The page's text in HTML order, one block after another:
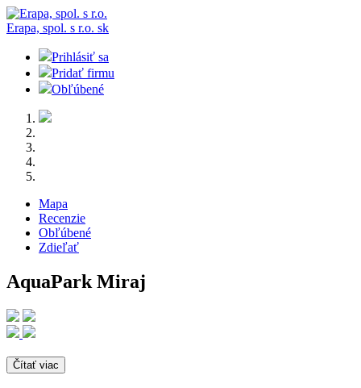
Erapa, spol. s r.o. sk
Prihlásiť sa
Pridať firmu
Obľúbené
Mapa
Recenzie
Obľúbené
Zdieľať
AquaPark Miraj
Čítať viac